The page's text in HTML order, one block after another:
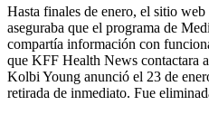
Hasta finales de enero, el sitio
aseguraba que el programa de
compartía información con
que KFF Health News contactara
Kolbi Young anunció el 23 de
retirada de inmediato. Fue